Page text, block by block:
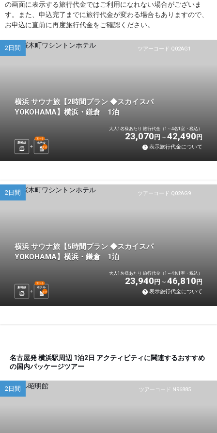
の画面に表示する旅行代金ではご利用になれない場合がございま
す。また、申込完了までに旅行代金が変わる場合もありますので、
お申込に直前に再度旅行代金をご確認ください。
ツアーコード Q02AG1
2日間
横浜 サウナ旅【2時間プラン ◆スカイスパ
YOKOHAMA】横浜・鎌倉 1泊
新幹線 ホテル
選べる
1 泊
大人1名様あたり 旅行代金（1～4名1室・税込）
23,070 円 42,490 円
表示旅行代金について
ツアーコード Q02AG9
2日間
横浜 サウナ旅【5時間プラン ◆スカイスパ
YOKOHAMA】横浜・鎌倉 1泊
新幹線 ホテル
選べる
1 泊
大人1名様あたり 旅行代金（1～4名1室・税込）
23,940 円 46,810 円
表示旅行代金について
名古屋発 横浜駅周辺 1泊2日 アクティビティに関連するおすすめ
の国内パッケージツアー
ツアーコード N96885
2日間